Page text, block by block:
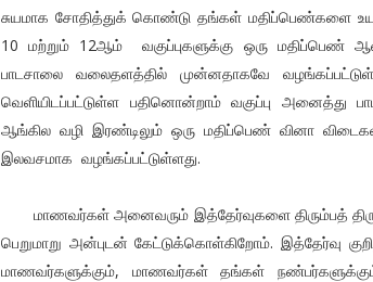
சுயமாக சோதித்துக் கொண்டு தங்கள் மதிப்பெண்களை
10 மற்றும் 12ஆம் வகுப்புகளுக்கு ஒரு மதிப்பெண்
பாடசாலை வலைதளத்தில் முன்னதாகவே
வெளியிடப்பட்டுள்ள பதினொன்றாம் வகுப்பு அனைத்து
ஆங்கில வழி இரண்டிலும் ஒரு மதிப்பெண் வினா
இலவசமாக வழங்கப்பட்டுள்ளது.
மாணவர்கள் அனைவரும் இத்தேர்வுகளை திரும்பத் திரும்ப
பெறுமாறு அன்புடன் கேட்டுக்கொள்கிறோம். இத்தேர்வு
மாணவர்களுக்கும், மாணவர்கள் தங்கள் நண்பர்களுக்கும்